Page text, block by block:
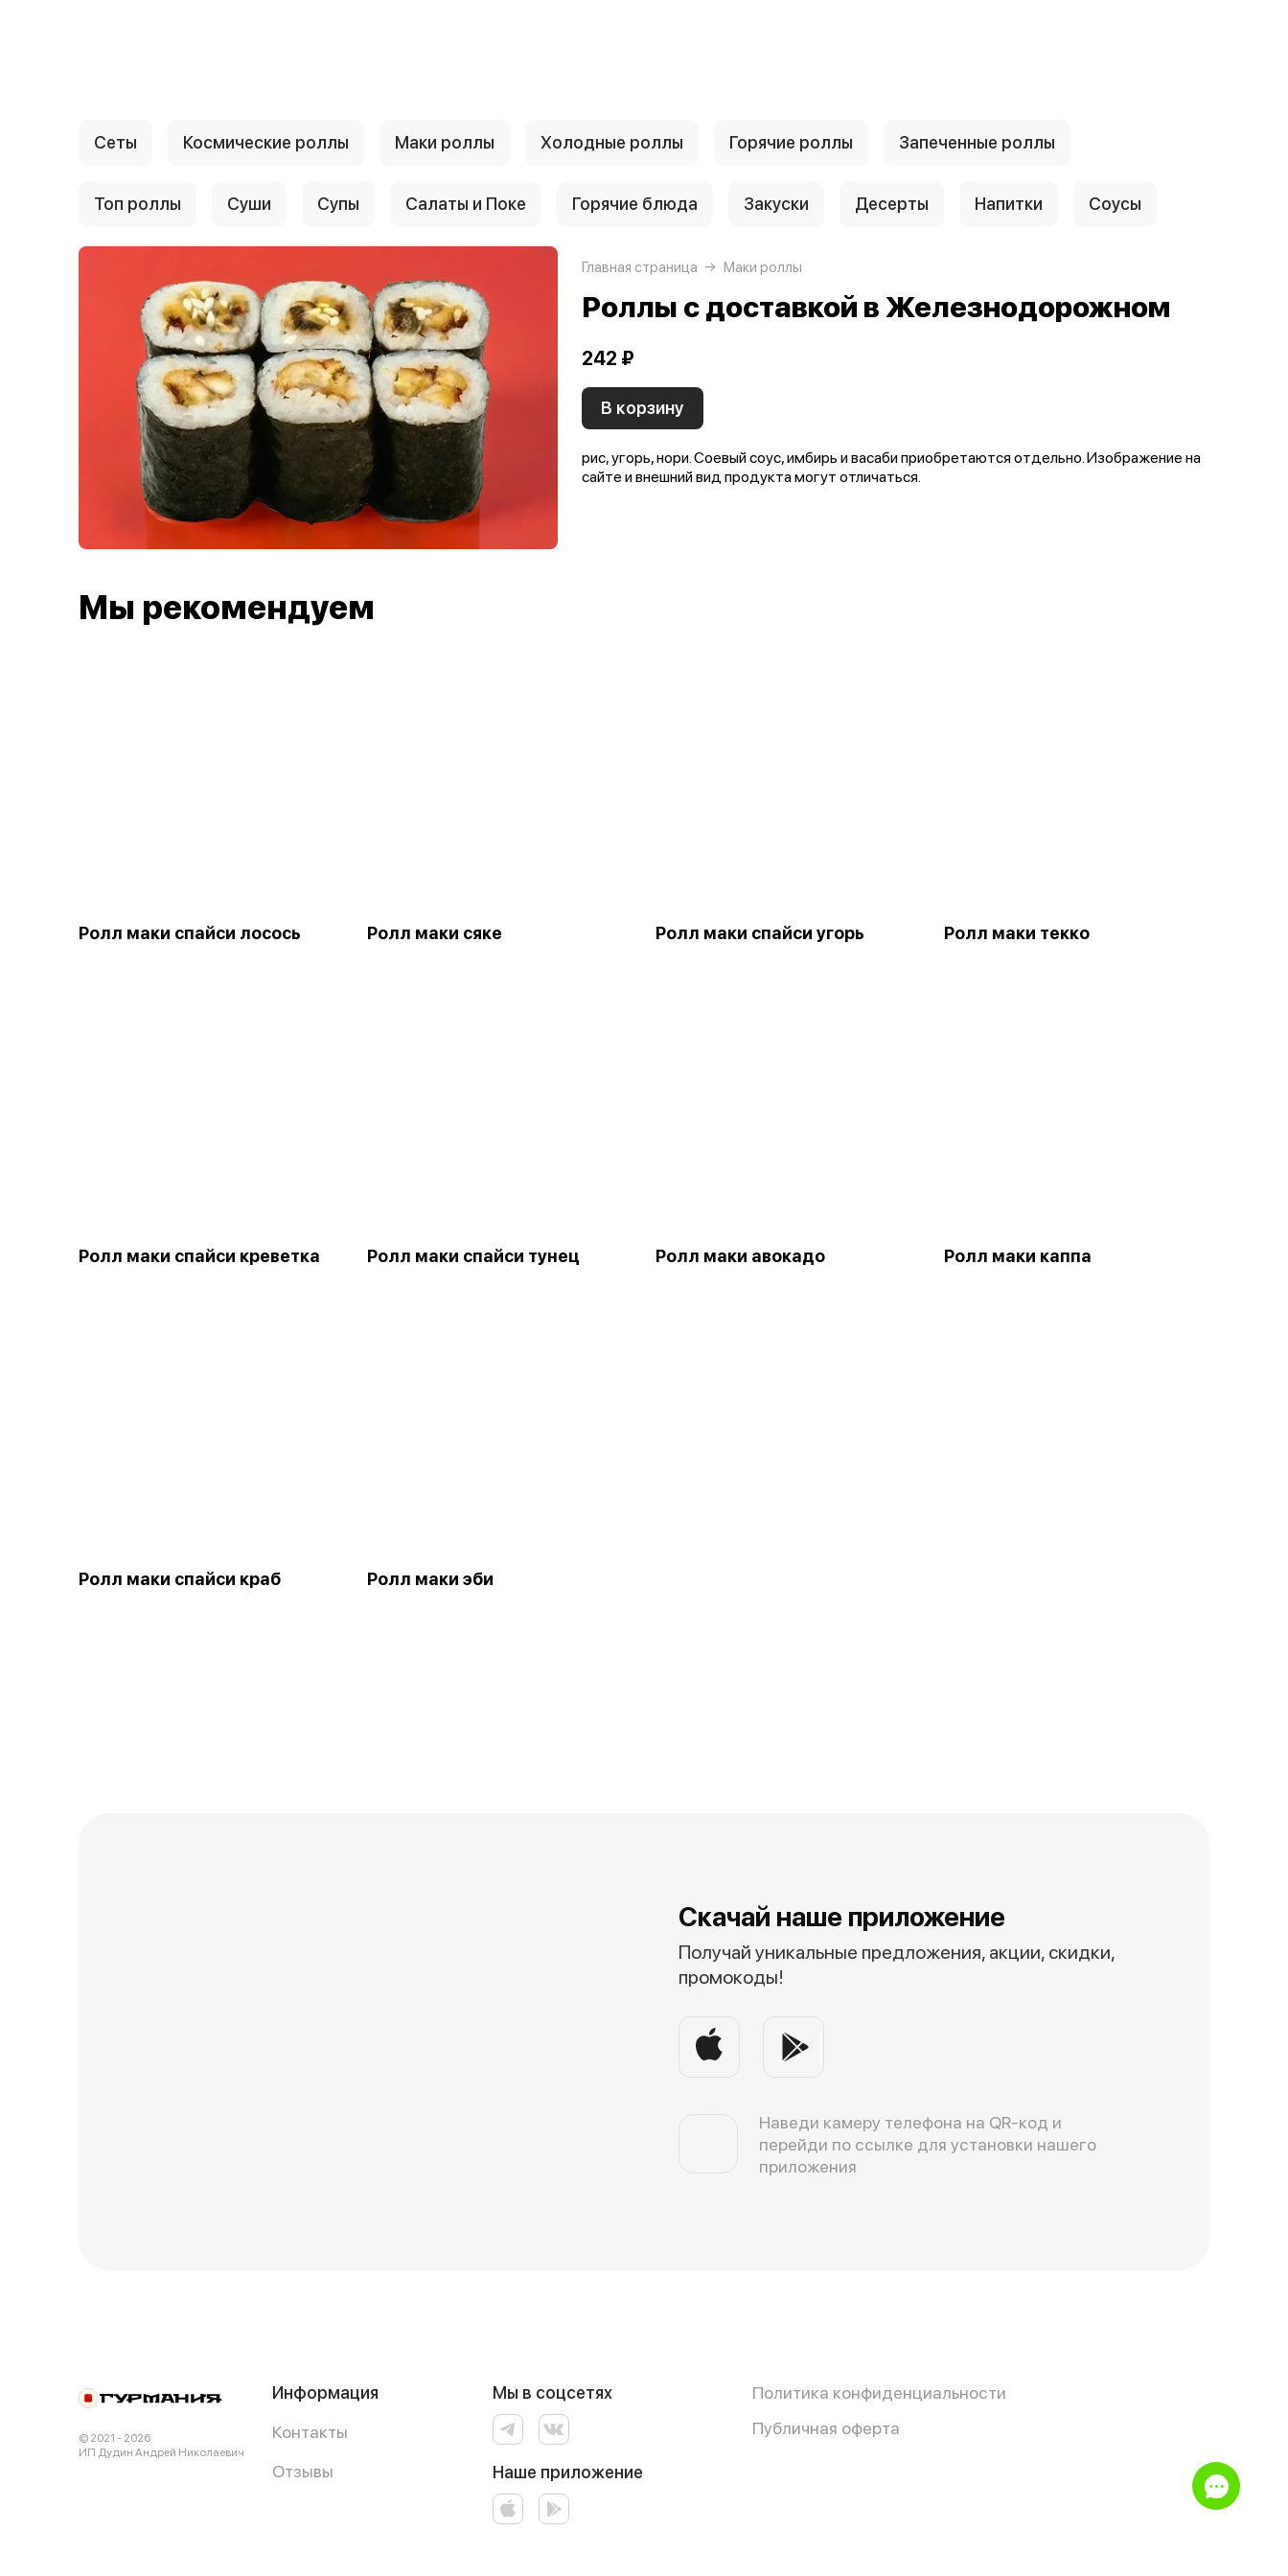
Сеты Космические роллы Маки роллы Холодные роллы Горячие роллы Запеченные роллы
Топ роллы Суши Супы Салаты и Поке Горячие блюда Закуски Десерты Напитки Соусы
Главная страница Маки роллы
Роллы с доставкой в Железнодорожном
242 ₽
В корзину
рис, угорь, нори. Соевый соус, имбирь и васаби приобретаются отдельно. Изображение на
сайте и внешний вид продукта могут отличаться.
Мы рекомендуем
Ролл маки спайси лосось Ролл маки сяке Ролл маки спайси угорь Ролл маки текко
Ролл маки спайси креветка Ролл маки спайси тунец Ролл маки авокадо Ролл маки каппа
Ролл маки спайси краб Ролл маки эби
Скачай наше приложение
Получай уникальные предложения, акции, скидки,
промокоды!
Наведи камеру телефона на QR-код и
перейди по ссылке для установки нашего
приложения
© 2021 - 2026
ИП Дудин Андрей Николаевич
Информация
Контакты
Отзывы
Мы в соцсетях
Наше приложение
Политика конфиденциальности
Публичная оферта